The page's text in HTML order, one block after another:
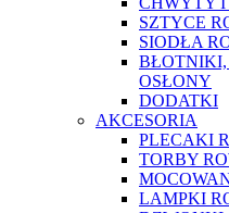
SZTYCE
SIODŁA
OSŁONY
DODATKI
AKCESORIA
PLECAKI
TORBY
LAMPKI